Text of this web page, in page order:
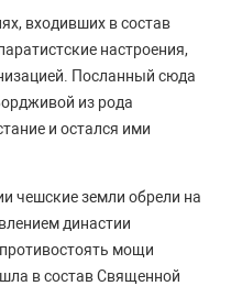
входивших в состав
настроения,
Посланный сюда
из рода
и остался ими
чешские земли обрели на
династии
мощи
в состав Священной